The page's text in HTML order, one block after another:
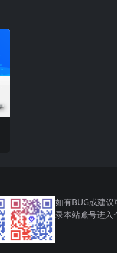
如有BUG或建议
录本站账号进入
￥6.00购买了 战争电影《